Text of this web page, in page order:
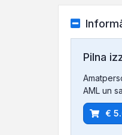
Pilna
AML un
€